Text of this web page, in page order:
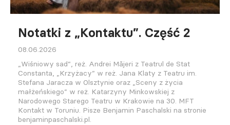
Notatki z „Kontaktu”. Część 2
08.06.2026
„Wiśniowy sad”, reż. Andrei Mǎjeri z Teatrul de Stat
Constanta, „Krzyżacy” w reż. Jana Klaty z Teatru im.
Stefana Jaracza w Olsztynie oraz „Sceny z życia
małżeńskiego” w reż. Katarzyny Minkowskiej z
Narodowego Starego Teatru w Krakowie na 30. MFT
Kontakt w Toruniu. Pisze Benjamin Paschalski na stronie
benjaminpaschalski.pl.